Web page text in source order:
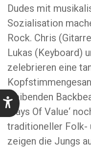
Dudes mit
Sozialisation
Rock. Chris
Lukas (Keyboard)
zelebrieren eine
treibenden
‚Days Of Value‘
traditioneller Folk-
zeigen die Jungs